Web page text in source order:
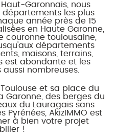
Garonnais, nous
départements les plus
année près de 15
en Haute Garonne,
couronne toulousaine,
départements
maisons, terrains,
est abondante et les
nombreuses.
et sa place du
Garonne, des berges du
du Lauragais sans
Pyrénées, AkizIMMO est
à bien votre projet
!